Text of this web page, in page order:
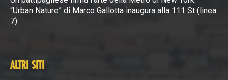
“Urban Nature” di Marco Gallotta inaugura alla 111 St (linea
7)
ALTRI SITI